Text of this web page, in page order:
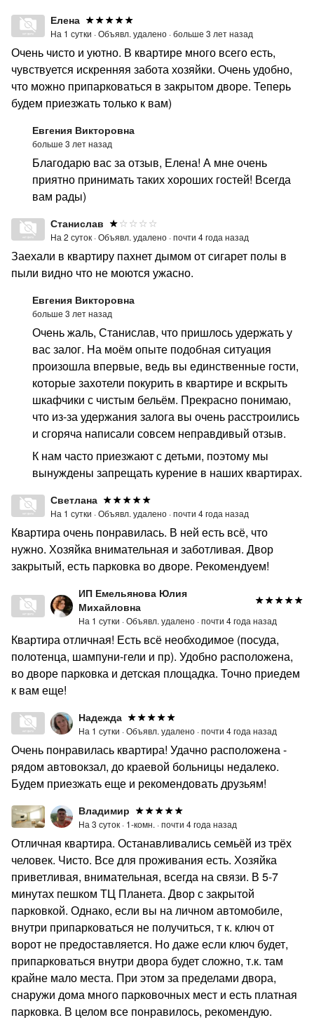
Елена
На 1 сутки ·Объявл. удалено ·больше 3 лет назад
Очень чисто и уютно. В квартире много всего есть,
чувствуется искренняя забота хозяйки. Очень удобно,
что можно припарковаться в закрытом дворе. Теперь
будем приезжать только к вам)
Евгения Викторовна
больше 3 лет назад
Благодарю вас за отзыв, Елена! А мне очень
приятно принимать таких хороших гостей! Всегда
вам рады)
Станислав
На 2 суток ·Объявл. удалено ·почти 4 года назад
Заехали в квартиру пахнет дымом от сигарет полы в
пыли видно что не моются ужасно.
Евгения Викторовна
больше 3 лет назад
Очень жаль, Станислав, что пришлось удержать у
вас залог. На моём опыте подобная ситуация
произошла впервые, ведь вы единственные гости,
которые захотели покурить в квартире и вскрыть
шкафчики с чистым бельём. Прекрасно понимаю,
что из-за удержания залога вы очень расстроились
и сгоряча написали совсем неправдивый отзыв.
К нам часто приезжают с детьми, поэтому мы
вынуждены запрещать курение в наших квартирах.
Светлана
На 1 сутки ·Объявл. удалено ·почти 4 года назад
Квартира очень понравилась. В ней есть всё, что
нужно. Хозяйка внимательная и заботливая. Двор
закрытый, есть парковка во дворе. Рекомендуем!
ИП Емельянова Юлия
Михайловна
На 1 сутки ·Объявл. удалено ·почти 4 года назад
Квартира отличная! Есть всё необходимое (посуда,
полотенца, шампуни-гели и пр). Удобно расположена,
во дворе парковка и детская площадка. Точно приедем
к вам еще!
Надежда
На 1 сутки ·Объявл. удалено ·почти 4 года назад
Очень понравилась квартира! Удачно расположена -
рядом автовокзал, до краевой больницы недалеко.
Будем приезжать еще и рекомендовать друзьям!
Владимир
На 3 суток · 1-комн. ·почти 4 года назад
Отличная квартира. Останавливались семьёй из трёх
человек. Чисто. Все для проживания есть. Хозяйка
приветливая, внимательная, всегда на связи. В 5-7
минутах пешком ТЦ Планета. Двор с закрытой
парковкой. Однако, если вы на личном автомобиле,
внутри припарковаться не получиться, т к. ключ от
ворот не предоставляется. Но даже если ключ будет,
припарковаться внутри двора будет сложно, т.к. там
крайне мало места. При этом за пределами двора,
снаружи дома много парковочных мест и есть платная
парковка. В целом все понравилось, рекомендую.